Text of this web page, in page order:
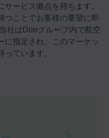
サービス拠点を持ちます。
つことでお客様の要望に即
社はDürrグループ内で航空
に指定され、このマーケッ
っています。